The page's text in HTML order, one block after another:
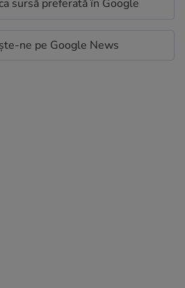
sursă preferată în Google
ne pe Google News